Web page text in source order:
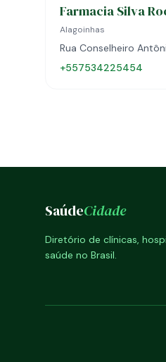
Farmacia Silva
Alagoinhas
Rua Conselheiro
+557534225454
SaúdeCidade
Diretório de clínicas,
saúde no Brasil.